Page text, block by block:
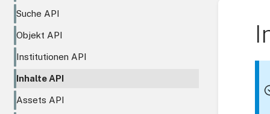
Suche API
Objekt API
Institutionen API
Inhalte API
Assets API